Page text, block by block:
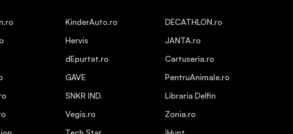
KinderAuto.ro
Hervis
dEpurtat.ro
GAVE
SNKR IND.
Vegis.ro
DECATHLON.ro
JANTA.ro
Cartuseria.ro
PentruAnimale.ro
Libraria Delfin
Zonia.ro